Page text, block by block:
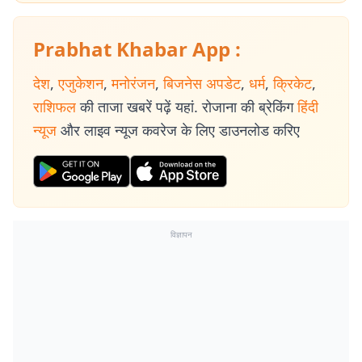
Prabhat Khabar App :
देश, एजुकेशन, मनोरंजन, बिजनेस अपडेट, धर्म, क्रिकेट,
राशिफल की ताजा खबरें पढ़ें यहां. रोजाना की ब्रेकिंग हिंदी
न्यूज और लाइव न्यूज कवरेज के लिए डाउनलोड करिए
विज्ञापन